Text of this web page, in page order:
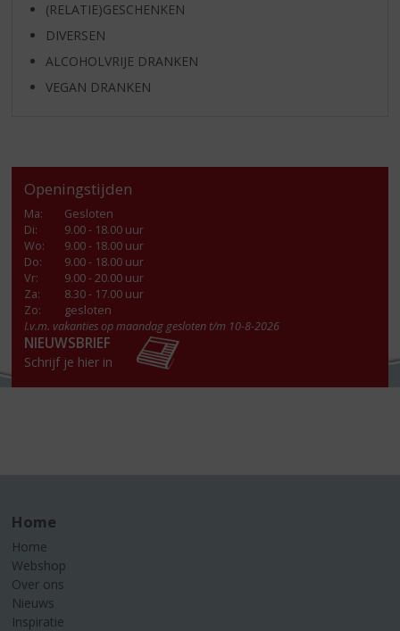
(RELATIE)GESCHENKEN
DIVERSEN
ALCOHOLVRIJE DRANKEN
VEGAN DRANKEN
Openingstijden
Ma:
Gesloten
Di:
9.00 - 18.00 uur
Wo:
9.00 - 18.00 uur
Do:
9.00 - 18.00 uur
Vr:
9.00 - 20.00 uur
Za:
8.30 - 17.00 uur
Zo:
gesloten
I.v.m. vakanties op maandag gesloten t/m 10-8-2026
NIEUWSBRIEF
Schrijf je hier in
Home
Home
Webshop
Over ons
Nieuws
Inspiratie